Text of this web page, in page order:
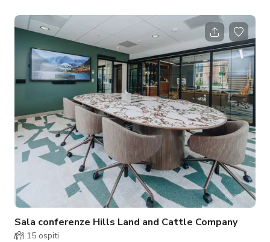
Sala conferenze Hills Land and Cattle Company
15 ospiti